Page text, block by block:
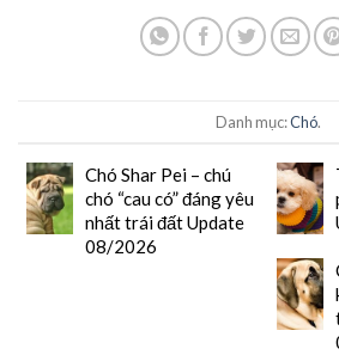
Danh mục:Chó.
Chó Shar Pei – chú
chó “cau có” đáng yêu
nhất trái đất Update
08/2026